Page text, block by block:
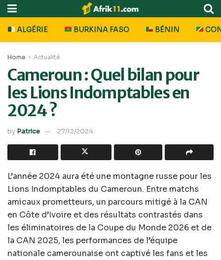
ALGÉRIE BURKINA FASO BÉNIN
Home Actualité
Cameroun : Quel bilan pour
les Lions Indomptables en
2024 ?
by Patrice 27/12/2024
L’année 2024 aura été une montagne russe pour les
Lions Indomptables du Cameroun. Entre matchs
amicaux prometteurs, un parcours mitigé à la CAN
en Côte d’Ivoire et des résultats contrastés dans
les éliminatoires de la Coupe du Monde 2026 et de
la CAN 2025, les performances de l’équipe
nationale camerounaise ont captivé les fans et les